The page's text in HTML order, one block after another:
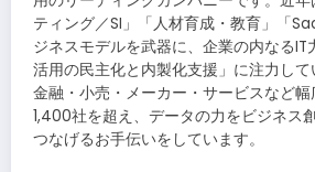
ティング／SI」「人材育成・教育」「
ジネスモデルを武器に、企業の内なるIT
活用の民主化と内製化支援」に注力し
金融・小売・メーカー・サービスなど
1,400社を超え、データの力をビジネス
つなげるお手伝いをしています。